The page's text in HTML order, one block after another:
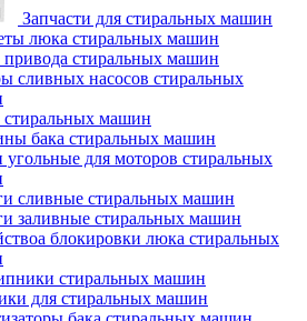
Запчасти для стиральных машин
люка стиральных машин
стиральных машин
сливных насосов стиральных
машин
бака стиральных машин
для моторов стиральных
сливные стиральных машин
заливные стиральных машин
блокировки люка стиральных
стиральных машин
для стиральных машин